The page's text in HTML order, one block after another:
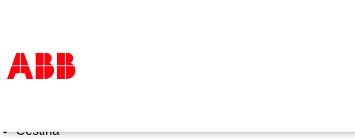
Products & Solutions
Čeština